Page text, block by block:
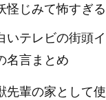
怪じみて怖すぎる
いテレビの街頭
名言まとめ
先輩の家として